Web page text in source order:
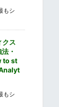
もシ
クス
・
to st
もシ